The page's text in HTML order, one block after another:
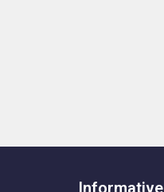
Informative